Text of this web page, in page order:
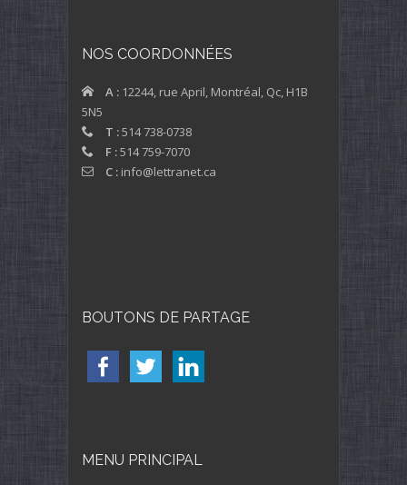
NOS COORDONNÉES
A : 12244, rue April, Montréal, Qc, H1B
5N5
T :514 738-0738
F :514 759-7070
C : info@lettranet.ca
BOUTONS DE PARTAGE
MENU PRINCIPAL